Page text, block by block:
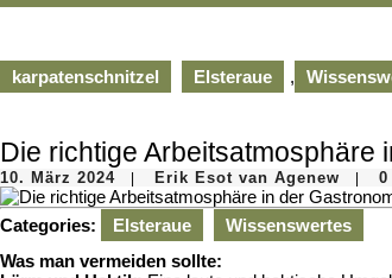
karpatenschnitzel Elsteraue ,
Die richtige Arbeitsatmosphäre
10. März 202410.
März
2024
Erik Esot van AgenewErik
Esot
van
0
Categories: Elsteraue
Wissenswertes
Was man vermeiden sollte: